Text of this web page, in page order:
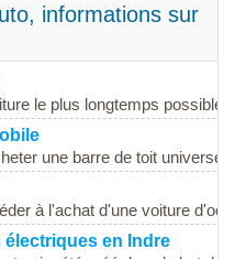
informations sur
le plus longtemps possible
une barre de toit
à l'achat d'une voiture
électriques en Indre